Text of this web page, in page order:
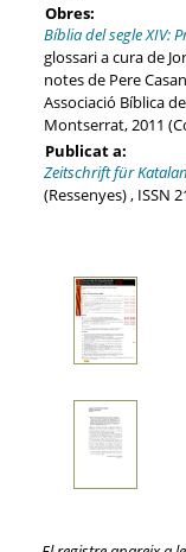
Obres:
Bíblia del segle XIV:
glossari a cura de
notes de Pere
Associació Bíblica
Montserrat, 2011
Publicat a:
Zeitschrift für
(Ressenyes) , ISSN